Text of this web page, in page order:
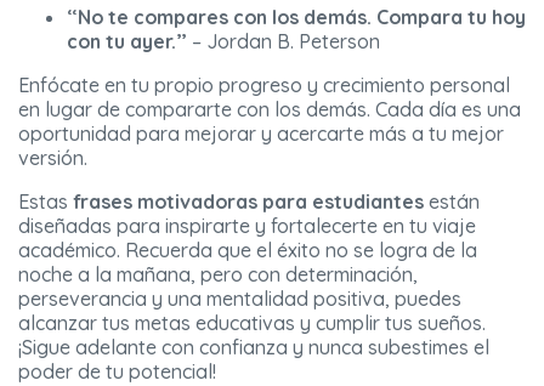
“No te compares con los demás. Compara tu hoy
con tu ayer.” – Jordan B. Peterson
Enfócate en tu propio progreso y crecimiento personal
en lugar de compararte con los demás. Cada día es una
oportunidad para mejorar y acercarte más a tu mejor
versión.
Estas frases motivadoras para estudiantes están
diseñadas para inspirarte y fortalecerte en tu viaje
académico. Recuerda que el éxito no se logra de la
noche a la mañana, pero con determinación,
perseverancia y una mentalidad positiva, puedes
alcanzar tus metas educativas y cumplir tus sueños.
¡Sigue adelante con confianza y nunca subestimes el
poder de tu potencial!